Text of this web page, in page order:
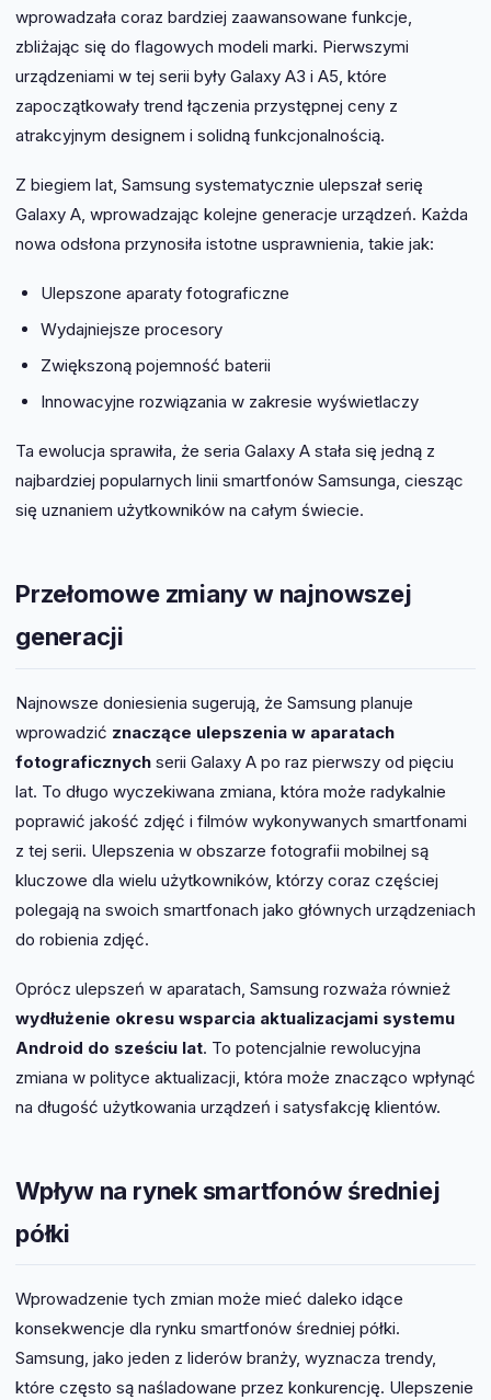
wprowadzała coraz bardziej zaawansowane funkcje,
zbliżając się do flagowych modeli marki. Pierwszymi
urządzeniami w tej serii były Galaxy A3 i A5, które
zapoczątkowały trend łączenia przystępnej ceny z
atrakcyjnym designem i solidną funkcjonalnością.
Z biegiem lat, Samsung systematycznie ulepszał serię
Galaxy A, wprowadzając kolejne generacje urządzeń. Każda
nowa odsłona przynosiła istotne usprawnienia, takie jak:
Ulepszone aparaty fotograficzne
Wydajniejsze procesory
Zwiększoną pojemność baterii
Innowacyjne rozwiązania w zakresie wyświetlaczy
Ta ewolucja sprawiła, że seria Galaxy A stała się jedną z
najbardziej popularnych linii smartfonów Samsunga, ciesząc
się uznaniem użytkowników na całym świecie.
Przełomowe zmiany w najnowszej
generacji
Najnowsze doniesienia sugerują, że Samsung planuje
wprowadzić znaczące ulepszenia w aparatach
fotograficznych serii Galaxy A po raz pierwszy od pięciu
lat. To długo wyczekiwana zmiana, która może radykalnie
poprawić jakość zdjęć i filmów wykonywanych smartfonami
z tej serii. Ulepszenia w obszarze fotografii mobilnej są
kluczowe dla wielu użytkowników, którzy coraz częściej
polegają na swoich smartfonach jako głównych urządzeniach
do robienia zdjęć.
Oprócz ulepszeń w aparatach, Samsung rozważa również
wydłużenie okresu wsparcia aktualizacjami systemu
Android do sześciu lat. To potencjalnie rewolucyjna
zmiana w polityce aktualizacji, która może znacząco wpłynąć
na długość użytkowania urządzeń i satysfakcję klientów.
Wpływ na rynek smartfonów średniej
półki
Wprowadzenie tych zmian może mieć daleko idące
konsekwencje dla rynku smartfonów średniej półki.
Samsung, jako jeden z liderów branży, wyznacza trendy,
które często są naśladowane przez konkurencję. Ulepszenie